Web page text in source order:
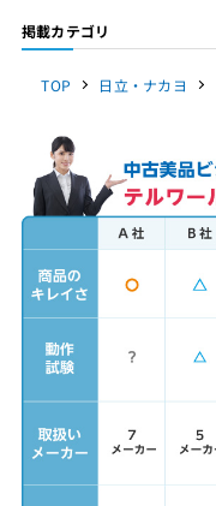
掲載カテゴリ
TOP 日立・ナカヨ